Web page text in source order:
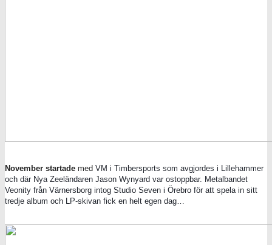
November startade med VM i Timbersports som avgjordes i Lillehammer
och där Nya Zeeländaren Jason Wynyard var ostoppbar. Metalbandet
Veonity från Värnersborg intog Studio Seven i Örebro för att spela in sitt
tredje album och LP-skivan fick en helt egen dag…